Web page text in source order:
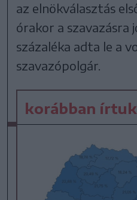
az elnökválasztás
órakor a szavazásra
százaléka adta le a
szavazópolgár.
korábban írtuk